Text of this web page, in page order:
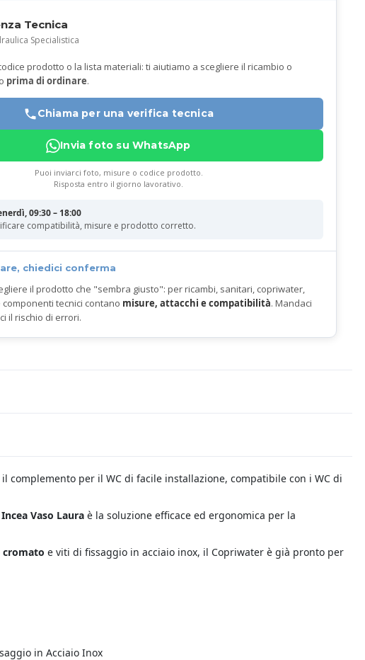
Tecnica
Specialistica
prodotto o la lista materiali: ti aiutiamo a scegliere il ricambio o
prima di ordinare.
Chiama per una verifica tecnica
Invia foto su WhatsApp
Puoi inviarci foto, misure o codice prodotto.
Risposta entro il giorno lavorativo.
09:30 – 18:00
compatibilità, misure e prodotto corretto.
chiedici conferma
il prodotto che "sembra giusto": per ricambi, sanitari, copriwater,
tecnici contano misure, attacchi e compatibilità. Mandaci
il rischio di errori.
il complemento per il WC di facile installazione, compatibile con i WC di
Vaso Lauraè la soluzione efficace ed ergonomica per la
e viti di fissaggio in acciaio inox, il Copriwater è già pronto per
in Acciaio Inox